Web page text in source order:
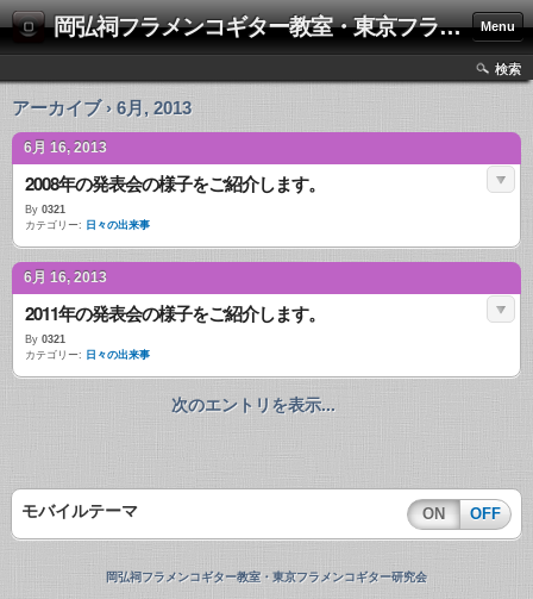
岡弘祠フラメンコギター教室・東京フラメンコギター研究会 Menu
検索
アーカイブ › 6月, 2013
6月 16, 2013
2008年の発表会の様子をご紹介します。
By 0321
カテゴリー: 日々の出来事
6月 16, 2013
2011年の発表会の様子をご紹介します。
By 0321
カテゴリー: 日々の出来事
次のエントリを表示...
モバイルテーマ ON OFF
岡弘祠フラメンコギター教室・東京フラメンコギター研究会